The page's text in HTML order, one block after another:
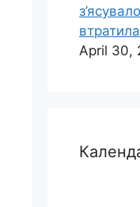
April 30,